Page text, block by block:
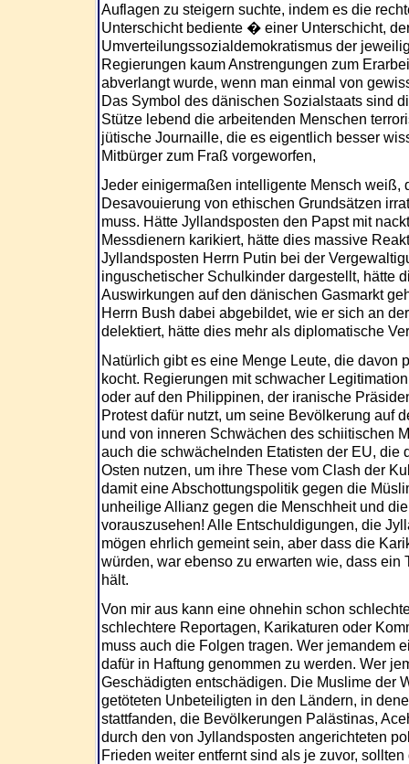
Auflagen zu steigern suchte, indem es die
Unterschicht bediente � einer Unterschicht,
Umverteilungssozialdemokratismus der
Regierungen kaum Anstrengungen zum
abverlangt wurde, wenn man einmal von
Das Symbol des dänischen Sozialstaats sind
Stütze lebend die arbeitenden Menschen
jütische Journaille, die es eigentlich besser
Mitbürger zum Fraß vorgeworfen,
Jeder einigermaßen intelligente Mensch weiß,
Desavouierung von ethischen Grundsätzen
muss. Hätte Jyllandsposten den Papst mit
Messdienern karikiert, hätte dies massive
Jyllandsposten Herrn Putin bei der
inguschetischer Schulkinder dargestellt, hätte
Auswirkungen auf den dänischen Gasmarkt
Herrn Bush dabei abgebildet, wie er sich an
delektiert, hätte dies mehr als diplomatische
Natürlich gibt es eine Menge Leute, die davon
kocht. Regierungen mit schwacher
oder auf den Philippinen, der iranische
Protest dafür nutzt, um seine Bevölkerung auf
und von inneren Schwächen des schiitischen
auch die schwächelnden Etatisten der EU, die
Osten nutzen, um ihre These vom Clash der
damit eine Abschottungspolitik gegen die
unheilige Allianz gegen die Menschheit und
vorauszusehen! Alle Entschuldigungen, die
mögen ehrlich gemeint sein, aber dass die
würden, war ebenso zu erwarten wie, dass ein
hält.
Von mir aus kann eine ohnehin schon
schlechtere Reportagen, Karikaturen oder
muss auch die Folgen tragen. Wer jemandem
dafür in Haftung genommen zu werden. Wer
Geschädigten entschädigen. Die Muslime der
getöteten Unbeteiligten in den Ländern, in
stattfanden, die Bevölkerungen Palästinas,
durch den von Jyllandsposten angerichteten
Frieden weiter entfernt sind als je zuvor,